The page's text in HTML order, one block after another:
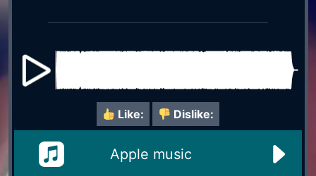
Like: Dislike:
Apple music